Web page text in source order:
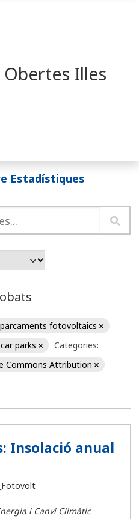
Illes
Estadístiques
fotovoltaics
parks
Categories:
Commons Attribution
Insolació anual
i Canvi Climàtic